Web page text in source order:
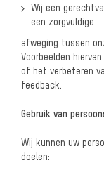
Wij een
een zorgvuldige
afweging tussen
Voorbeelden
of het verbeteren
feedback.
Gebruik van
Wij kunnen uw
doelen: